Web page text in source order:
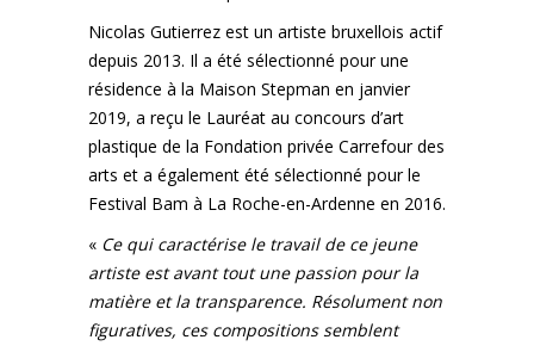
Nicolas Gutierrez est un artiste bruxellois actif
depuis 2013. Il a été sélectionné pour une
résidence à la Maison Stepman en janvier
2019, a reçu le Lauréat au concours d’art
plastique de la Fondation privée Carrefour des
arts et a également été sélectionné pour le
Festival Bam à La Roche-en-Ardenne en 2016.
« Ce qui caractérise le travail de ce jeune
artiste est avant tout une passion pour la
matière et la transparence. Résolument non
figuratives, ces compositions semblent